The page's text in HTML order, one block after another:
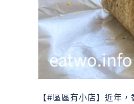
【#區區有小店】近年